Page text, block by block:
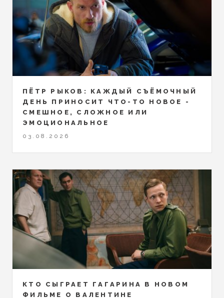
ПЁТР РЫКОВ: КАЖДЫЙ СЪЁМОЧНЫЙ
ДЕНЬ ПРИНОСИТ ЧТО-ТО НОВОЕ -
СМЕШНОЕ, СЛОЖНОЕ ИЛИ
ЭМОЦИОНАЛЬНОЕ
03.08.2026
КТО СЫГРАЕТ ГАГАРИНА В НОВОМ
ФИЛЬМЕ О ВАЛЕНТИНЕ